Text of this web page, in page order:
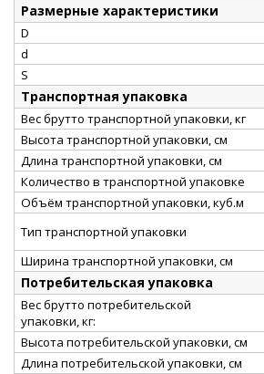
Размерные характеристики
D
d
S
Транспортная упаковка
Вес брутто транспортной упаковки, кг
Высота транспортной упаковки, см
Длина транспортной упаковки, см
Количество в транспортной упаковке
Объём транспортной упаковки, куб.м
Тип транспортной упаковки
Ширина транспортной упаковки, см
Потребительская упаковка
Вес брутто потребительской
упаковки, кг:
Высота потребительской упаковки, см
Длина потребительской упаковки, см